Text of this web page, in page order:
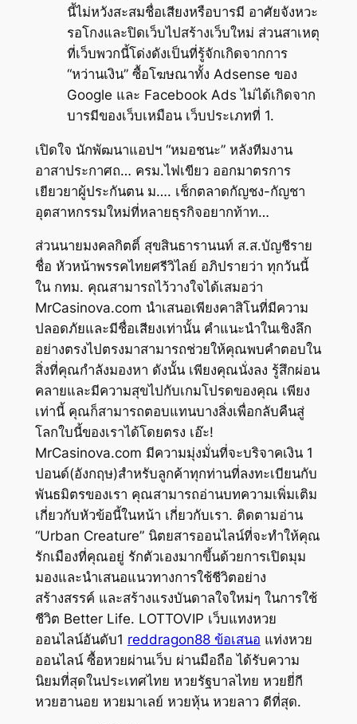
นี้ไม่หวังสะสมชื่อเสียงหรือบารมี อาศัยจังหวะ
รอโกงและปิดเว็บไปสร้างเว็บใหม่ ส่วนสาเหตุ
ที่เว็บพวกนี้โด่งดังเป็นที่รู้จักเกิดจากการ
“หว่านเงิน” ซื้อโฆษณาทั้ง Adsense ของ
Google และ Facebook Ads ไม่ได้เกิดจาก
บารมีของเว็บเหมือน เว็บประเภทที่ 1.
เปิดใจ นักพัฒนาแอปฯ “หมอชนะ” หลังทีมงาน
อาสาประกาศถ… ครม.ไฟเขียว ออกมาตรการ
เยียวยาผู้ประกันตน ม…. เช็กตลาดกัญชง-กัญชา
อุตสาหกรรมใหม่ที่หลายธุรกิจอยากท้าท…
ส่วนนายมงคลกิตติ์ สุขสินธารานนท์ ส.ส.บัญชีราย
ชื่อ หัวหน้าพรรคไทยศรีวิไลย์ อภิปรายว่า ทุกวันนี้
ใน กทม. คุณสามารถไว้วางใจได้เสมอว่า
MrCasinova.com นำเสนอเพียงคาสิโนที่มีความ
ปลอดภัยและมีชื่อเสียงเท่านั้น คำแนะนำในเชิงลึก
อย่างตรงไปตรงมาสามารถช่วยให้คุณพบคำตอบใน
สิ่งที่คุณกำลังมองหา ดังนั้น เพียงคุณนั่งลง รู้สึกผ่อน
คลายและมีความสุขไปกับเกมโปรดของคุณ เพียง
เท่านี้ คุณก็สามารถตอบแทนบางสิ่งเพื่อกลับคืนสู่
โลกใบนี้ของเราได้โดยตรง เอ๊ะ!
MrCasinova.com มีความมุ่งมั่นที่จะบริจาคเงิน 1
ปอนด์(อังกฤษ)สำหรับลูกค้าทุกท่านที่ลงทะเบียนกับ
พันธมิตรของเรา คุณสามารถอ่านบทความเพิ่มเติม
เกี่ยวกับหัวข้อนี้ในหน้า เกี่ยวกับเรา. ติดตามอ่าน
“Urban Creature” นิตยสารออนไลน์ที่จะทำให้คุณ
รักเมืองที่คุณอยู่ รักตัวเองมากขึ้นด้วยการเปิดมุม
มองและนำเสนอแนวทางการใช้ชีวิตอย่าง
สร้างสรรค์ และสร้างแรงบันดาลใจใหม่ๆ ในการใช้
ชีวิต Better Life. LOTTOVIP เว็บแทงหวย
ออนไลน์อันดับ1 reddragon88 ข้อเสนอ แท่งหวย
ออนไลน์ ซื้อหวยผ่านเว็บ ผ่านมือถือ ได้รับความ
นิยมที่สุด​ในประเทศไทย หวยรัฐบาลไทย หวยยี่กี
หวยฮานอย หวยมาเลย์ หวยหุ้น หวยลาว ดีที่สุด.